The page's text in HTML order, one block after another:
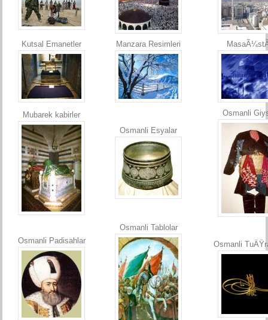
Kutsal Emanetler Manzara Resimleri
Mubarek kabirler
Osmanli Esyalar
Osmanli
Osmanli Padisahlar
Osmanli Tablolar
Osmanli